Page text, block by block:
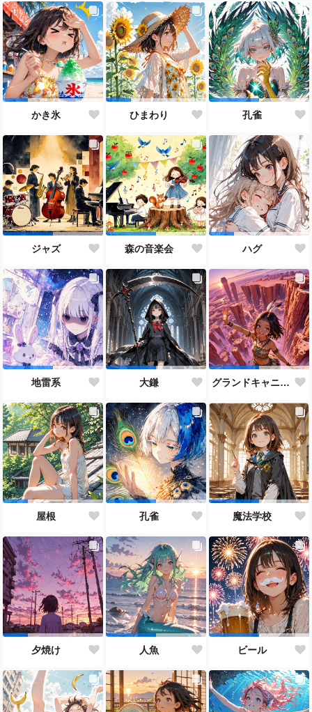
かき氷 ひまわり 孔雀
ジャズ 森の音楽会 ハグ
地雷系 大鎌 グランドキャニオン
屋根 孔雀 魔法学校
夕焼け 人魚 ビール